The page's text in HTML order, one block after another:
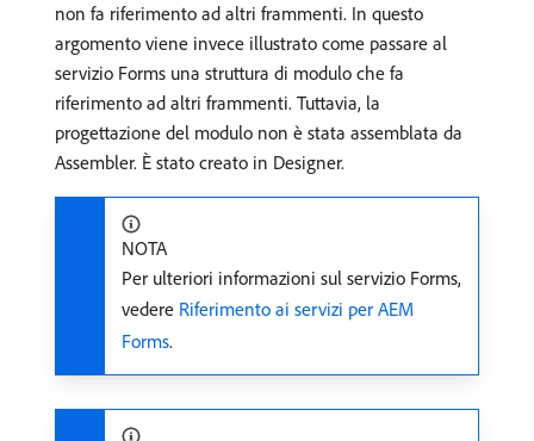
non fa riferimento ad altri frammenti. In questo
argomento viene invece illustrato come passare al
servizio Forms una struttura di modulo che fa
riferimento ad altri frammenti. Tuttavia, la
progettazione del modulo non è stata assemblata da
Assembler. È stato creato in Designer.
NOTA
Per ulteriori informazioni sul servizio Forms,
vedere Riferimento ai servizi per AEM
Forms.